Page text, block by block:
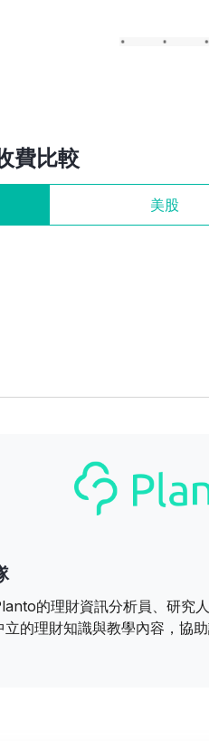
費比較
美股
的理財資訊分析員、研究
的理財知識與教學內容，協